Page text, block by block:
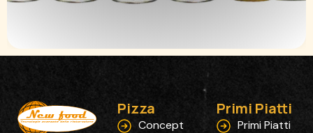
Pizza
Concept
Primi Piatti
Primi Piatti